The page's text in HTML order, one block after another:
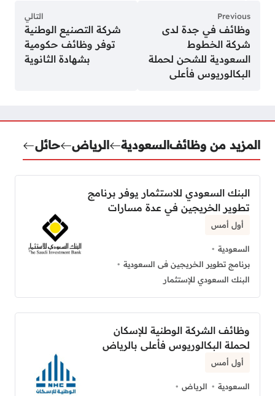
Previous
وظائف في جدة لدى
شركة الخطوط
السعودية للشحن لحملة
البكالوريوس فأعلى
التالي
شركة التصنيع الوطنية
توفر وظائف حكومية
بشهادة الثانوية
المزيد من وظائفالسعودية الرياض حائل
البنك السعودي للاستثمار يوفر برنامج
تطوير الخريجين في عدة مسارات
أول أمس
السعودية
برنامج تطوير الخريجين فى السعودية
البنك السعودي للإستثمار
وظائف الشركة الوطنية للإسكان
لحملة البكالوريوس فأعلى بالرياض
أول أمس
السعودية
الرياض